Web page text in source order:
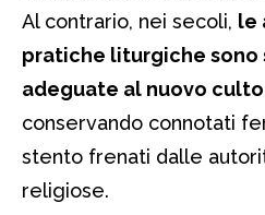
Al contrario, nei secoli, le
pratiche liturgiche sono
adeguate al nuovo culto
conservando connotati
stento frenati dalle
religiose.